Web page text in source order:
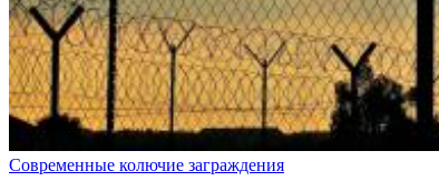
Современные колючие заграждения